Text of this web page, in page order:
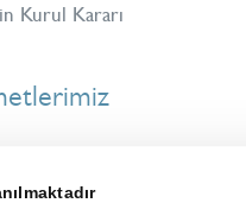
Kurul Kararı